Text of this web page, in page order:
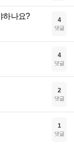
하나요? 4
댓글
4
댓글
2
댓글
1
댓글